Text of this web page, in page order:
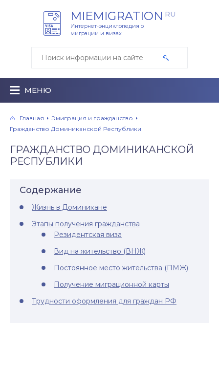
MIEMIGRATION RU
Интернет-энциклопедия о
миграции и визах
МЕНЮ
Главная
Эмиграция и гражданство
Гражданство Доминиканской Республики
ГРАЖДАНСТВО ДОМИНИКАНСКОЙ
РЕСПУБЛИКИ
Содержание
Жизнь в Доминикане
Этапы получения гражданства
Резидентская виза
Вид на жительство (ВНЖ)
Постоянное место жительства (ПМЖ)
Получение миграционной карты
Трудности оформления для граждан РФ